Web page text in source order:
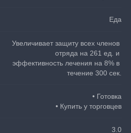
Еда
Увеличивает защиту всех членов
отряда на 261 ед. и
эффективность лечения на 8% в
течение 300 сек.
• Готовка
• Купить у торговцев
3.0